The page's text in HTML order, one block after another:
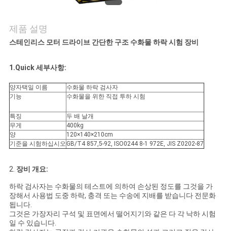
요
인
용
문
을
요
구
제품 설명
스테인리스 모터 드라이브 간단한 구조 수화물 하락 시험 장비
1.Quick 세부사항:
양자택일 이름
수화물 하락 검사자
기능
수화물을 위한 직접 투하 시험
특징
두 배 날개
무게
400kg
양
120×140×210cm
기준을 시험하십시오 GB/T4 857,5-92, ISO0244 8-1 972E, JIS Z0202-87
2. 장비 개요:
하락 검사자는 수화물의 테스트에 의하여 손상된 정도를 그것을 가
장해서 사용법 도중 하락, 충격 또는 수송에 지배를 받습니다 전문화
됩니다.
그것은 가장자리 구석 및 표면에서 떨어지기와 같은 다 각 낙하 시험
일 수 있습니다.